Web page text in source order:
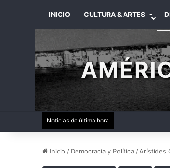
INICIO CULTURA & ARTES
Noticias de última hora
Inicio / Democracia y Política / Arístides